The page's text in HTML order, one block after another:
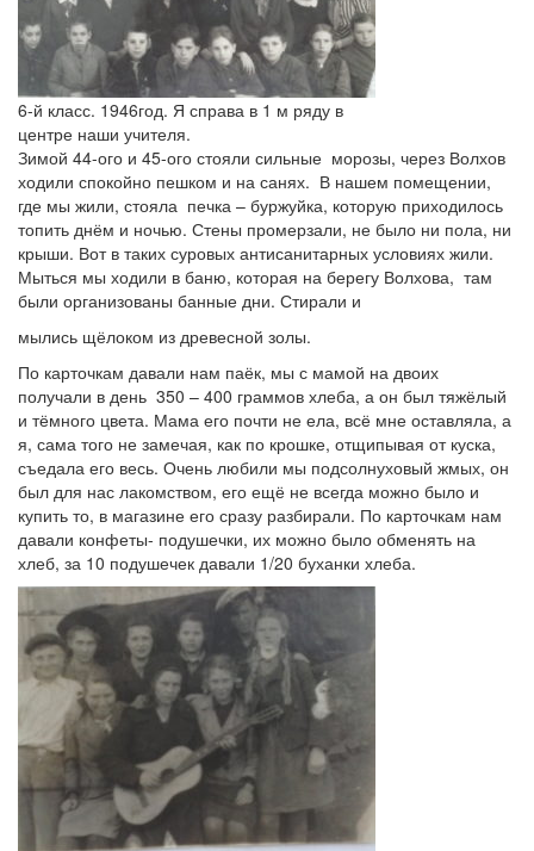
6-й класс. 1946год. Я справа в 1 м ряду в
центре наши учителя.
Зимой 44-ого и 45-ого стояли сильные морозы, через Волхов
ходили спокойно пешком и на санях. В нашем помещении,
где мы жили, стояла печка – буржуйка, которую приходилось
топить днём и ночью. Стены промерзали, не было ни пола, ни
крыши. Вот в таких суровых антисанитарных условиях жили.
Мыться мы ходили в баню, которая на берегу Волхова, там
были организованы банные дни. Стирали и
мылись щёлоком из древесной золы.
По карточкам давали нам паёк, мы с мамой на двоих
получали в день 350 – 400 граммов хлеба, а он был тяжёлый
и тёмного цвета. Мама его почти не ела, всё мне оставляла, а
я, сама того не замечая, как по крошке, отщипывая от куска,
съедала его весь. Очень любили мы подсолнуховый жмых, он
был для нас лакомством, его ещё не всегда можно было и
купить то, в магазине его сразу разбирали. По карточкам нам
давали конфеты- подушечки, их можно было обменять на
хлеб, за 10 подушечек давали 1/20 буханки хлеба.